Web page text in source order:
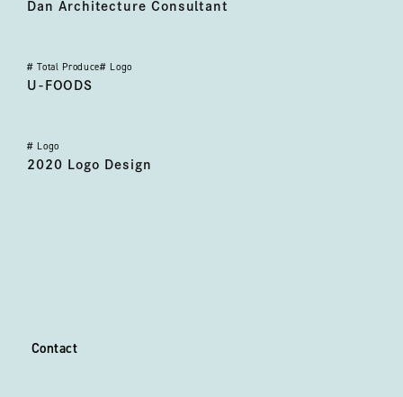
Dan Architecture Consultant
ユーフーズ
U-FOODS
# Total Produce# Logo
2020 Logo Design
2020 Logo Design
# Logo
Contact